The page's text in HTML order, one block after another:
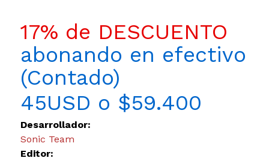
17% de DESCUENTO
abonando en efectivo
(Contado)
45USD o $59.400
Desarrollador:
Sonic Team
Editor: